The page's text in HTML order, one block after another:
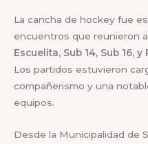
La cancha de hockey fue
encuentros que reunieron
Escuelita, Sub 14, Sub 16,
Los partidos estuvieron
compañerismo y una
equipos.
Desde la Municipalidad de